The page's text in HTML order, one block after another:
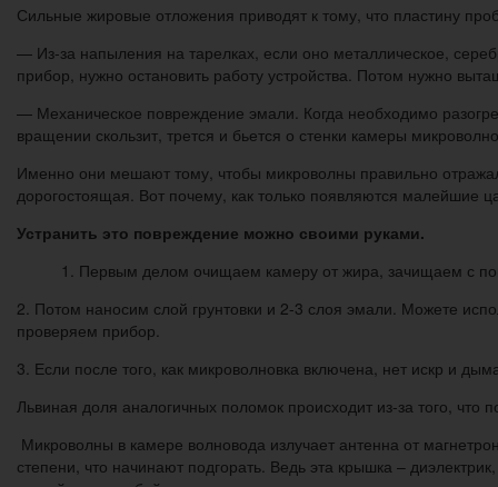
Сильные жировые отложения приводят к тому, что пластину
— Из-за напыления на тарелках, если оно металлическое,
прибор, нужно остановить работу устройства. Потом нужно
— Механическое повреждение эмали. Когда необходимо
вращении скользит, трется и бьется о стенки камеры
Именно они мешают тому, чтобы микроволны правильно
дорогостоящая. Вот почему, как только появляются малейшие
Устранить это повреждение можно своими руками.
1. Первым делом очищаем камеру от жира, зачищаем с
2. Потом наносим слой грунтовки и 2-3 слоя эмали. Можете
проверяем прибор.
3. Если после того, как микроволновка включена, нет искр и
Львиная доля аналогичных поломок происходит из-за того, что
Микроволны в камере волновода излучает антенна от
степени, что начинают подгорать. Ведь эта крышка –